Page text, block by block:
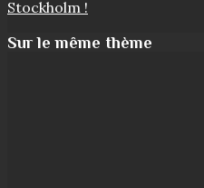
Stockholm !
Sur le même thème